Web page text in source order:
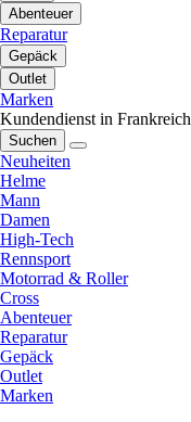
Abenteuer
Reparatur
Gepäck
Outlet
Marken
Kundendienst in Frankreich
Suchen
Neuheiten
Helme
Mann
Damen
High-Tech
Rennsport
Motorrad & Roller
Cross
Abenteuer
Reparatur
Gepäck
Outlet
Marken